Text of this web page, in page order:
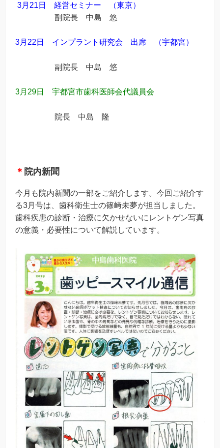
3月21日 経営セミナー （東京）
副院長 中島 悠
3月22日 インプラント研究会 出席 （宇都宮）
副院長 中島 悠
3月29日 宇都宮市歯科医師会代議員会
院長 中島 隆
＊ 院内新聞
今月も院内新聞の一部をご紹介します。今回ご紹介す
る3月号は、歯科衛生士の篠﨑未夢が担当しました。
歯科疾患の診断・治療に欠かせないにレントゲン写真
の意義・必要性について解説しています。